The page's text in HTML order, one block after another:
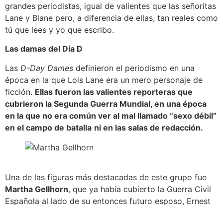
grandes periodistas, igual de valientes que las señoritas
Lane y Blane pero, a diferencia de ellas, tan reales como
tú que lees y yo que escribo.
Las damas del Día D
Las D-Day Dames definieron el periodismo en una
época en la que Lois Lane era un mero personaje de
ficción. Ellas fueron las valientes reporteras que
cubrieron la Segunda Guerra Mundial, en una época
en la que no era común ver al mal llamado “sexo débil”
en el campo de batalla ni en las salas de redacción.
Una de las figuras más destacadas de este grupo fue
Martha Gellhorn, que ya había cubierto la Guerra Civil
Española al lado de su entonces futuro esposo, Ernest